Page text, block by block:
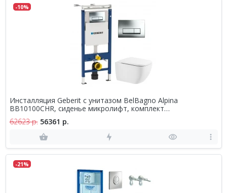
-10%
Инсталляция Geberit с унитазом BelBagno Alpina
BB10100CHR, сиденье микролифт, комплект
62623 р. 56361 р.
-21%